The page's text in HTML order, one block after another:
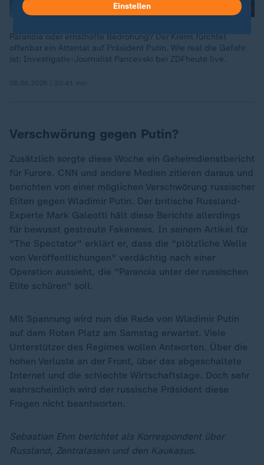
Paranoia oder ernsthafte Bedrohung? Der Kreml fürchtet
offenbar ein Attentat auf Präsident Putin. Wie real die Gefahr
ist: Investigativ-Journalist Pancevski bei ZDFheute live.
Verschwörung gegen Putin?
Zusätzlich sorgte diese Woche ein Geheimdienstbericht
für Furore. CNN und andere Medien zitieren daraus und
berichten von einer möglichen Verschwörung russischer
Eliten gegen Wladimir Putin. Der britische Russland-
Experte Mark Galeotti hält diese Berichte allerdings
für bewusst gestreute Fakenews. In seinem Artikel für
"The Spectator" erklärt er, dass die "plötzliche Welle
von Veröffentlichungen" verdächtig nach einer
Operation aussieht, die "Paranoia unter der russischen
Elite schüren" soll.
Mit Spannung wird nun die Rede von Wladimir Putin
auf dem Roten Platz am Samstag erwartet. Viele
Unterstützer des Regimes wollen Antworten. Über die
hohen Verluste an der Front, über das abgeschaltete
Internet und die schlechte Wirtschaftslage. Doch sehr
wahrscheinlich wird der russische Präsident diese
Fragen nicht beantworten.
Sebastian Ehm berichtet als Korrespondent über
Russland, Zentralasien und den Kaukasus.
Einstellen